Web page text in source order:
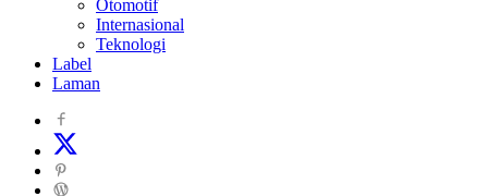
Otomotif
Internasional
Teknologi
Label
Laman